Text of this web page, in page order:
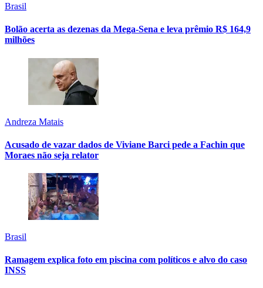
Brasil
Bolão acerta as dezenas da Mega-Sena e leva prêmio R$ 164,9
milhões
Andreza Matais
Acusado de vazar dados de Viviane Barci pede a Fachin que
Moraes não seja relator
Brasil
Ramagem explica foto em piscina com políticos e alvo do caso
INSS